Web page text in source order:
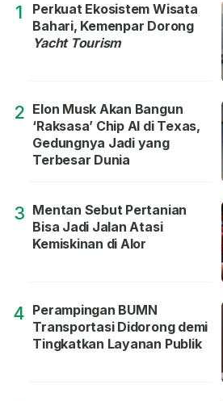
1
Perkuat Ekosistem Wisata
Bahari, Kemenpar Dorong
Yacht Tourism
2 Elon Musk Akan Bangun
‘Raksasa’ Chip AI di Texas,
Gedungnya Jadi yang
Terbesar Dunia
3 Mentan Sebut Pertanian
Bisa Jadi Jalan Atasi
Kemiskinan di Alor
4 Perampingan BUMN
Transportasi Didorong demi
Tingkatkan Layanan Publik